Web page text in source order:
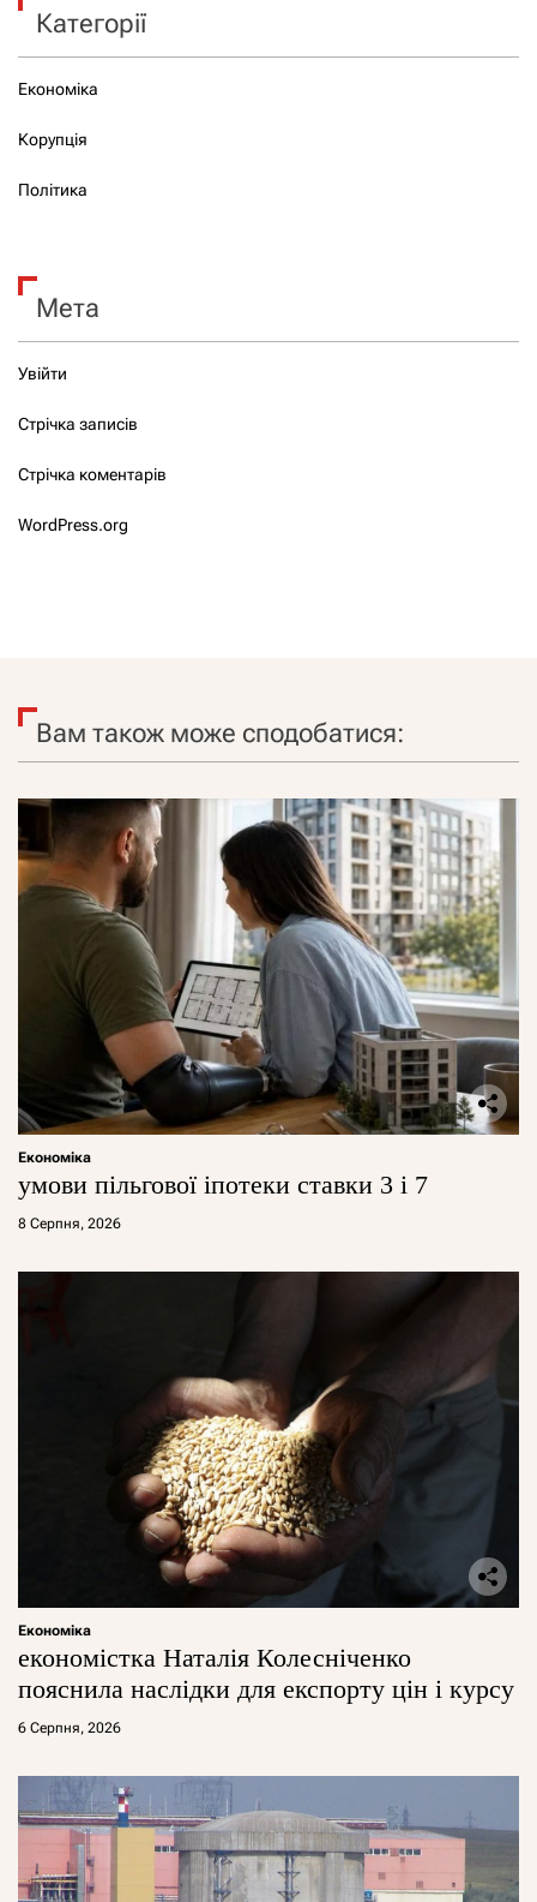
Категорії
Економіка
Корупція
Політика
Мета
Увійти
Стрічка записів
Стрічка коментарів
WordPress.org
Вам також може сподобатися:
Економіка
умови пільгової іпотеки ставки 3 і 7
8 Серпня, 2026
Економіка
економістка Наталія Колесніченко
пояснила наслідки для експорту цін і курсу
6 Серпня, 2026